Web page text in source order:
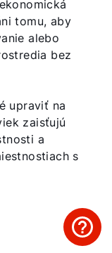
tomu, aby
alebo
bez
upraviť na
zaisťujú
a
s